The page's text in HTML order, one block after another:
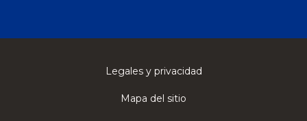
Legales y privacidad
Mapa del sitio